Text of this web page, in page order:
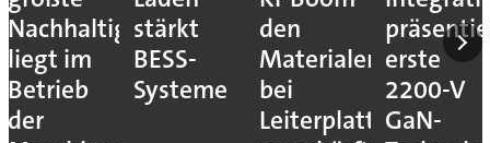
Nachhaltigkeitshebel
liegt im
Betrieb
der
stärkt
BESS-
Systeme
den
Materialengpass
bei
Leiterplatten
erste
2200-V
GaN-